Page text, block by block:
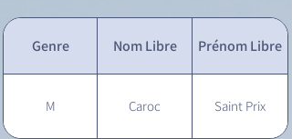
Genre Nom Libre Prénom Libre
M Caroc Saint Prix